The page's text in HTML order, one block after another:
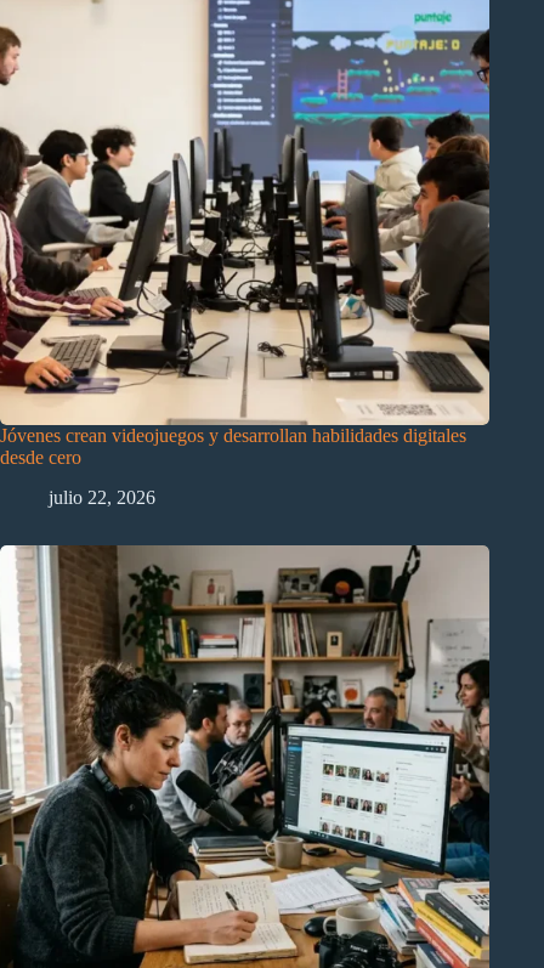
Jóvenes crean videojuegos y desarrollan habilidades digitales
desde cero
julio 22, 2026